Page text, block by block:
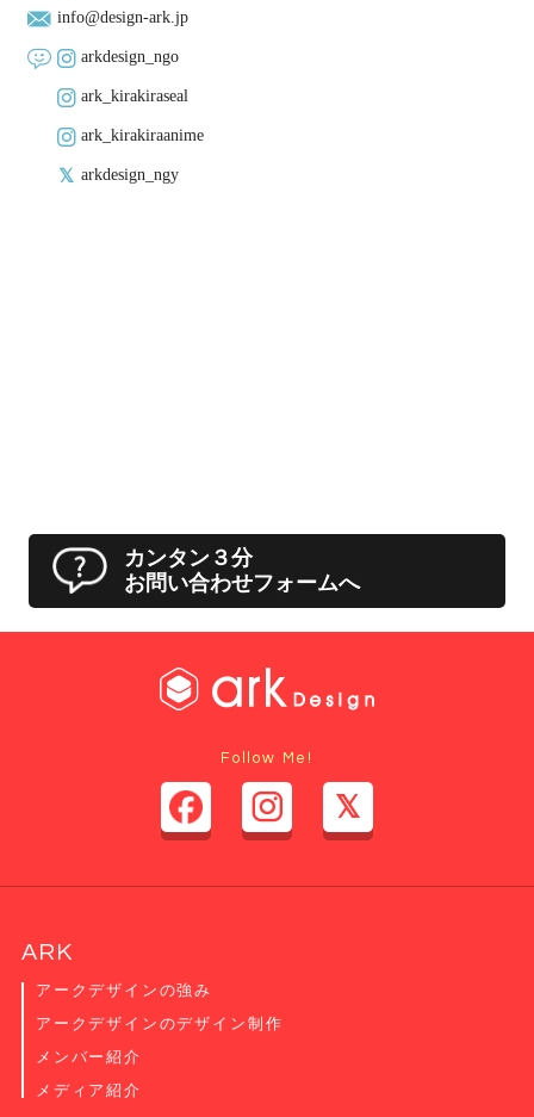
info@design-ark.jp
arkdesign_ngo
ark_kirakiraseal
ark_kirakiraanime
arkdesign_ngy
カンタン３分
お問い合わせフォームへ
Follow Me!
ARK
アークデザインの強み
アークデザインのデザイン制作
メンバー紹介
メディア紹介